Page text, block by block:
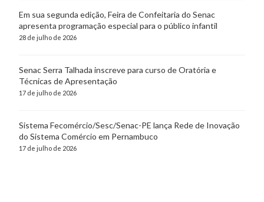
Em sua segunda edição, Feira de Confeitaria do Senac
apresenta programação especial para o público infantil
28 de julho de 2026
Senac Serra Talhada inscreve para curso de Oratória e
Técnicas de Apresentação
17 de julho de 2026
Sistema Fecomércio/Sesc/Senac-PE lança Rede de Inovação
do Sistema Comércio em Pernambuco
17 de julho de 2026